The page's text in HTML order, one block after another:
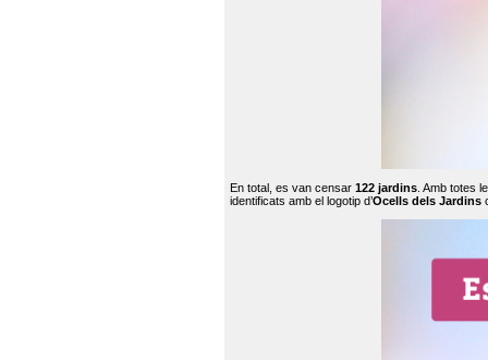
En total, es van censar 122 jardins . Amb totes
identificats amb el logotip d’Ocells dels Jardins